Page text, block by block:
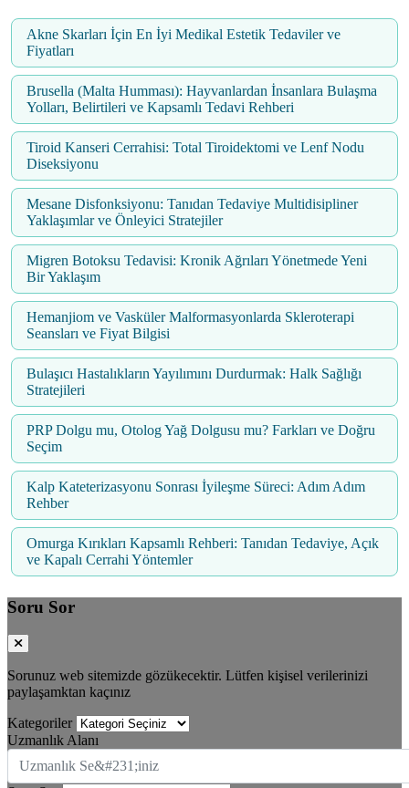
Akne Skarları İçin En İyi Medikal Estetik Tedaviler ve
Fiyatları
Brusella (Malta Humması): Hayvanlardan İnsanlara Bulaşma
Yolları, Belirtileri ve Kapsamlı Tedavi Rehberi
Tiroid Kanseri Cerrahisi: Total Tiroidektomi ve Lenf Nodu
Diseksiyonu
Mesane Disfonksiyonu: Tanıdan Tedaviye Multidisipliner
Yaklaşımlar ve Önleyici Stratejiler
Migren Botoksu Tedavisi: Kronik Ağrıları Yönetmede Yeni
Bir Yaklaşım
Hemanjiom ve Vasküler Malformasyonlarda Skleroterapi
Seansları ve Fiyat Bilgisi
Bulaşıcı Hastalıkların Yayılımını Durdurmak: Halk Sağlığı
Stratejileri
PRP Dolgu mu, Otolog Yağ Dolgusu mu? Farkları ve Doğru
Seçim
Kalp Kateterizasyonu Sonrası İyileşme Süreci: Adım Adım
Rehber
Omurga Kırıkları Kapsamlı Rehberi: Tanıdan Tedaviye, Açık
ve Kapalı Cerrahi Yöntemler
Soru Sor
Sorunuz web sitemizde gözükecektir. Lütfen kişisel verilerinizi
paylaşamktan kaçınız
Kategoriler
Uzmanlık Alanı
Uzmanlık Se&#231;iniz